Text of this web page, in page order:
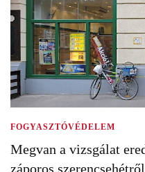
FOGYASZTÓVÉDELEM
Megvan a vizsgálat
záporos